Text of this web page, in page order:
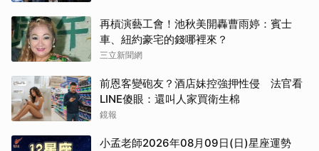
再槓演藝工會！池秋美開轟曹雨婷：賓士
車、紐約豪宅的錢哪裡來？
三立新聞網
前恩客變砲友？酒店妹控強押性侵 法官看
LINE傻眼：還叫人家買衛生棉
鏡報
小孟老師2026年08月09日(日)星座運勢